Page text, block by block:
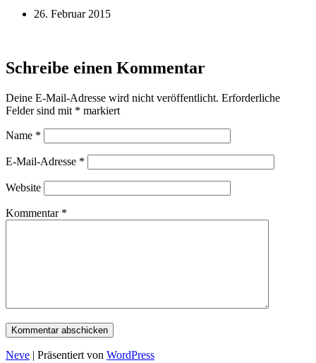
26. Februar 2015
Schreibe einen Kommentar
Deine E-Mail-Adresse wird nicht veröffentlicht. Erforderliche
Felder sind mit * markiert
Name *
E-Mail-Adresse *
Website
Kommentar *
Neve | Präsentiert von WordPress